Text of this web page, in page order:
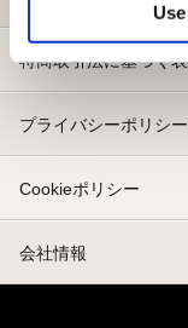
特商取引法に基づく
プライバシーポリシー
Cookieポリシー
会社情報